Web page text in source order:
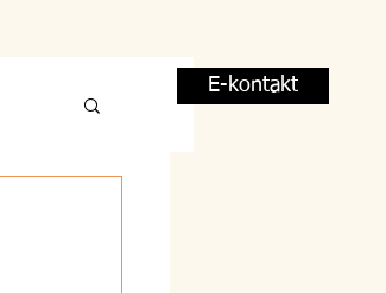
E-kontakt